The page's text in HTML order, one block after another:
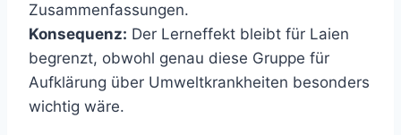
Zusammenfassungen.
Konsequenz: Der Lerneffekt bleibt für Laien
begrenzt, obwohl genau diese Gruppe für
Aufklärung über Umweltkrankheiten besonders
wichtig wäre.